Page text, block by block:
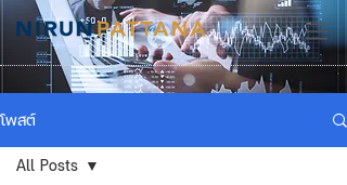
โพสต์
All Posts